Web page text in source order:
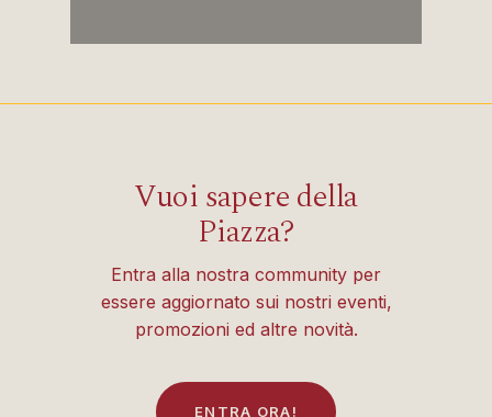
Vuoi sapere della
Piazza?
Entra alla nostra community per
essere aggiornato sui nostri eventi,
promozioni ed altre novità.
EN TRA ORA!